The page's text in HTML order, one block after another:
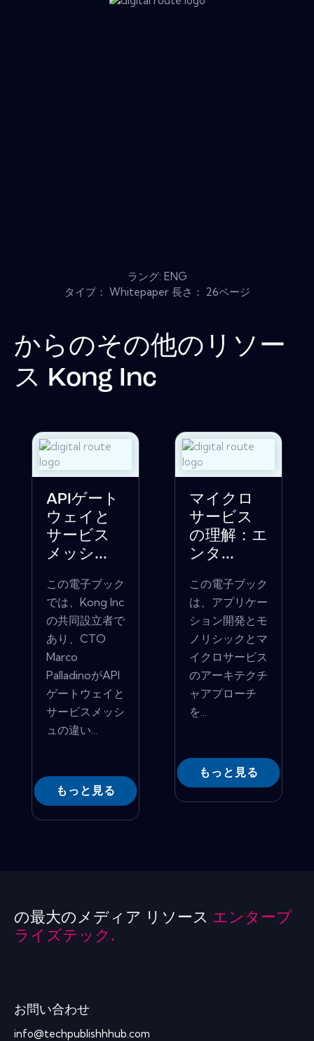
ラング: ENG
タイプ： Whitepaper 長さ： 26ページ
からのその他のリソー
ス Kong Inc
APIゲート
ウェイと
サービス
メッシ...
この電子ブック
では、Kong Inc
の共同設立者で
あり、CTO
Marco
PalladinoがAPI
ゲートウェイと
サービスメッシ
ュの違い...
もっと見る
マイクロ
サービス
の理解：エ
ンタ...
この電子ブック
は、アプリケー
ション開発とモ
ノリシックとマ
イクロサービス
のアーキテクチ
ャアプローチ
を...
もっと見る
の最大のメディア リソース エンタープ
ライズテック.
お問い合わせ
info@techpublishhhub.com